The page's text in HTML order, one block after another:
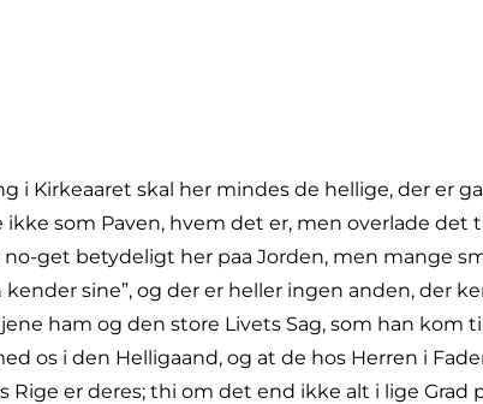
i Kirkeaaret skal her mindes de hellige, der er
ikke som Paven, hvem det er, men overlade
get betydeligt her paa Jorden, men mange
kender sine”, og der er heller ingen anden, der
ham og den store Livets Sag, som han
os i den Helligaand, og at de hos Herren i
er deres; thi om det end ikke alt i lige